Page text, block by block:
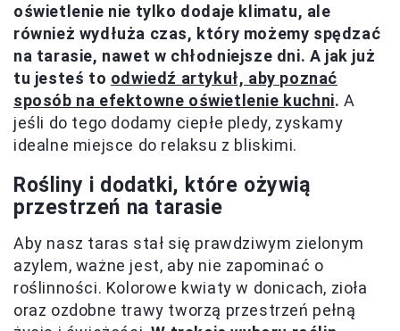
oświetlenie nie tylko dodaje klimatu, ale
również wydłuża czas, który możemy spędzać
na tarasie, nawet w chłodniejsze dni. A jak już
tu jesteś to odwiedź artykuł, aby poznać
sposób na efektowne oświetlenie kuchni. A
jeśli do tego dodamy ciepłe pledy, zyskamy
idealne miejsce do relaksu z bliskimi.
Rośliny i dodatki, które ożywią
przestrzeń na tarasie
Aby nasz taras stał się prawdziwym zielonym
azylem, ważne jest, aby nie zapominać o
roślinności. Kolorowe kwiaty w donicach, zioła
oraz ozdobne trawy tworzą przestrzeń pełną